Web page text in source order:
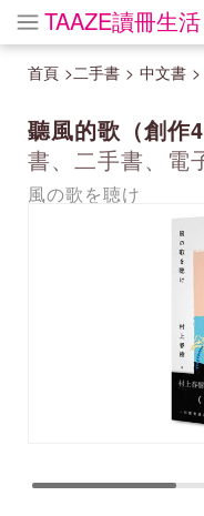
TAAZE讀冊生活
首頁 >二手書 > 中文書 >
聽風的歌（創作
書、二手書、電
風の歌を聴け